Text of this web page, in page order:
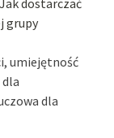
grupy
umiejętność
dla